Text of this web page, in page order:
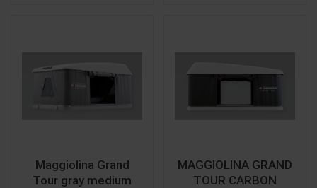
Maggiolina Grand
Tour gray medium
MAGGIOLINA GRAND
TOUR CARBON